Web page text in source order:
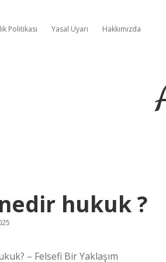
Politikası Yasal Uyarı Hakkımızda
hukuk ?
– Felsefi Bir Yaklaşım